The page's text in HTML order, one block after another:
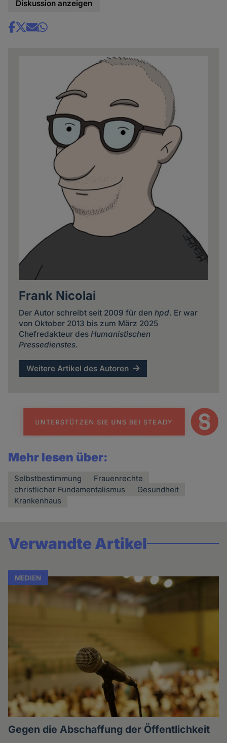
Diskussion anzeigen
Share
Frank Nicolai
Der Autor schreibt seit 2009 für den hpd. Er war
von Oktober 2013 bis zum März 2025
Chefredakteur des Humanistischen
Pressedienstes.
Weitere Artikel des Autoren
Mehr lesen über:
Selbstbestimmung
Frauenrechte
christlicher Fundamentalismus
Gesundheit
Krankenhaus
Verwandte Artikel
MEDIEN
Gegen die Abschaffung der Öffentlichkeit